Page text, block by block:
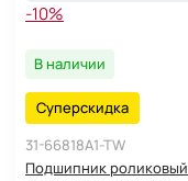
-10%
В наличии
Суперскидка
31-66818A1-TW
Подшипник роликовый